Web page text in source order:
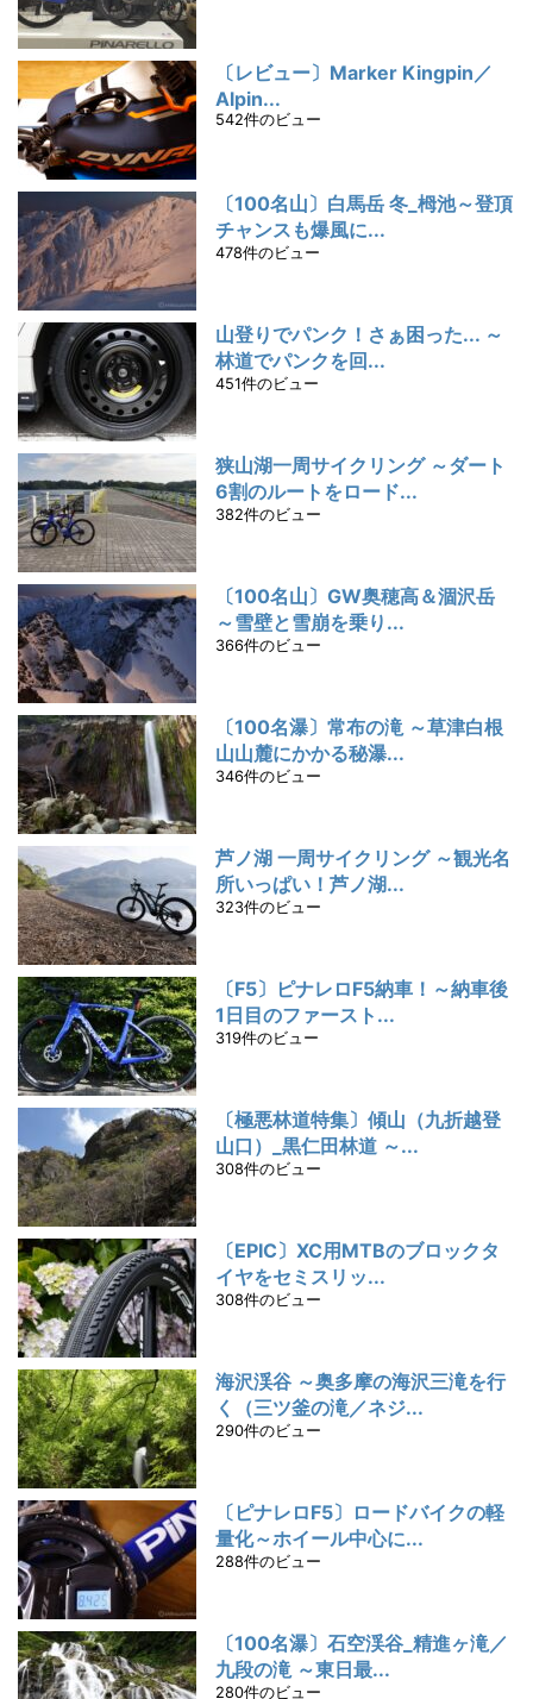
〔レビュー〕Marker Kingpin／
Alpin...
542件のビュー
〔100名山〕白馬岳 冬_栂池～登頂
チャンスも爆風に...
478件のビュー
山登りでパンク！さぁ困った... ～
林道でパンクを回...
451件のビュー
狭山湖一周サイクリング ～ダート
6割のルートをロード...
382件のビュー
〔100名山〕GW奥穂高＆涸沢岳
～雪壁と雪崩を乗り...
366件のビュー
〔100名瀑〕常布の滝 ～草津白根
山山麓にかかる秘瀑...
346件のビュー
芦ノ湖 一周サイクリング ～観光名
所いっぱい！芦ノ湖...
323件のビュー
〔F5〕ピナレロF5納車！～納車後
1日目のファースト...
319件のビュー
〔極悪林道特集〕傾山（九折越登
山口）_黒仁田林道 ～...
308件のビュー
〔EPIC〕XC用MTBのブロックタ
イヤをセミスリッ...
308件のビュー
海沢渓谷 ～奥多摩の海沢三滝を行
く（三ツ釜の滝／ネジ...
290件のビュー
〔ピナレロF5〕ロードバイクの軽
量化～ホイール中心に...
288件のビュー
〔100名瀑〕石空渓谷_精進ヶ滝／
九段の滝 ～東日最...
280件のビュー